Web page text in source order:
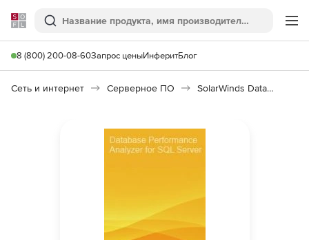
Softline
Поиск
8 (800) 200-08-60Запрос ценыИнферитБлог
Сеть и интернет Серверное ПО SolarWinds Database Performance Analyzer for SQL Server 10